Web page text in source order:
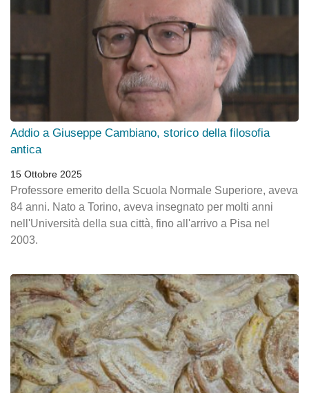
Addio a Giuseppe Cambiano, storico della filosofia
antica
15 Ottobre 2025
Professore emerito della Scuola Normale Superiore, aveva
84 anni. Nato a Torino, aveva insegnato per molti anni
nell'Università della sua città, fino all'arrivo a Pisa nel
2003.